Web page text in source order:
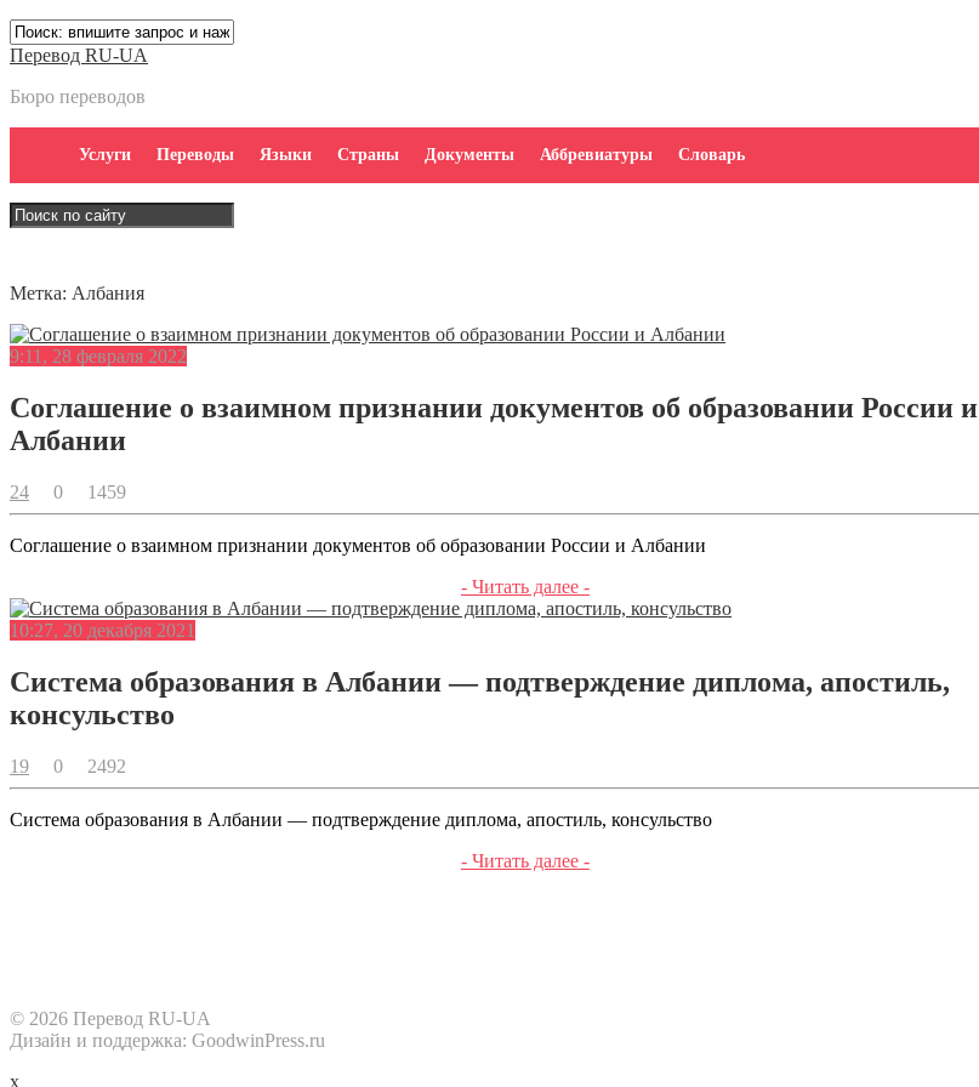
Перевод RU-UA
Бюро переводов
Услуги Переводы Языки Страны Документы Аббревиатуры Словарь
Метка: Албания
9:11, 28 февраля 2022
Соглашение о взаимном признании документов об образовании России и
Албании
24 0 1459
Соглашение о взаимном признании документов об образовании России и Албании
- Читать далее -
10:27, 20 декабря 2021
Система образования в Албании — подтверждение диплома, апостиль,
консульство
19 0 2492
Система образования в Албании — подтверждение диплома, апостиль, консульство
- Читать далее -
© 2026 Перевод RU-UA
Дизайн и поддержка: GoodwinPress.ru
x